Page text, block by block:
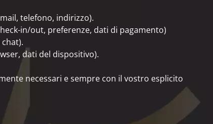
telefono, indirizzo).
in/out, preferenze, dati di pagamento)
dati del dispositivo).
necessari e sempre con il vostro esplicito